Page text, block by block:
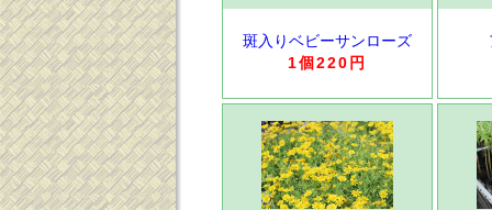
斑入りベビーサンローズ
1個220円